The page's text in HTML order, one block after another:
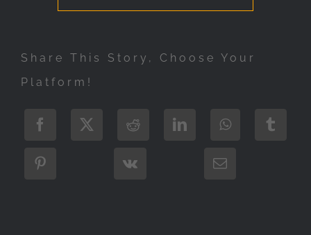
Share This Story, Choose Your
Platform!